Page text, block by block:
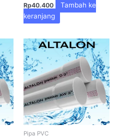
Rp40.400
Tambah ke
keranjang
Pipa PVC